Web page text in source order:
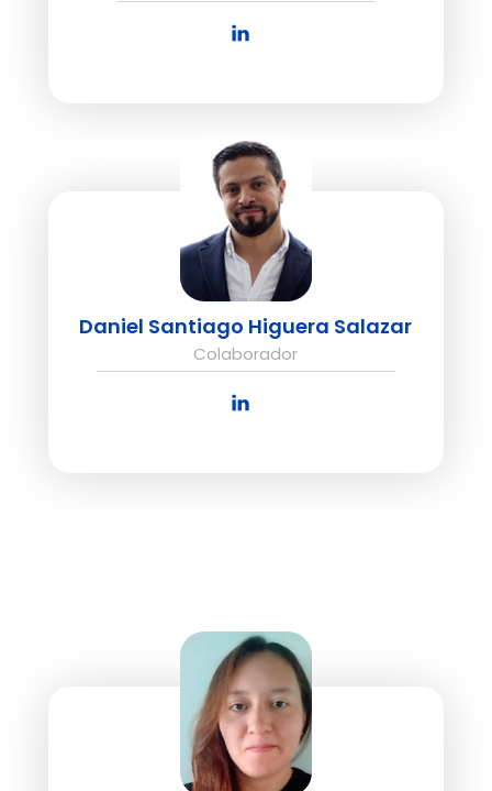
Daniel Santiago Higuera Salazar
Colaborador